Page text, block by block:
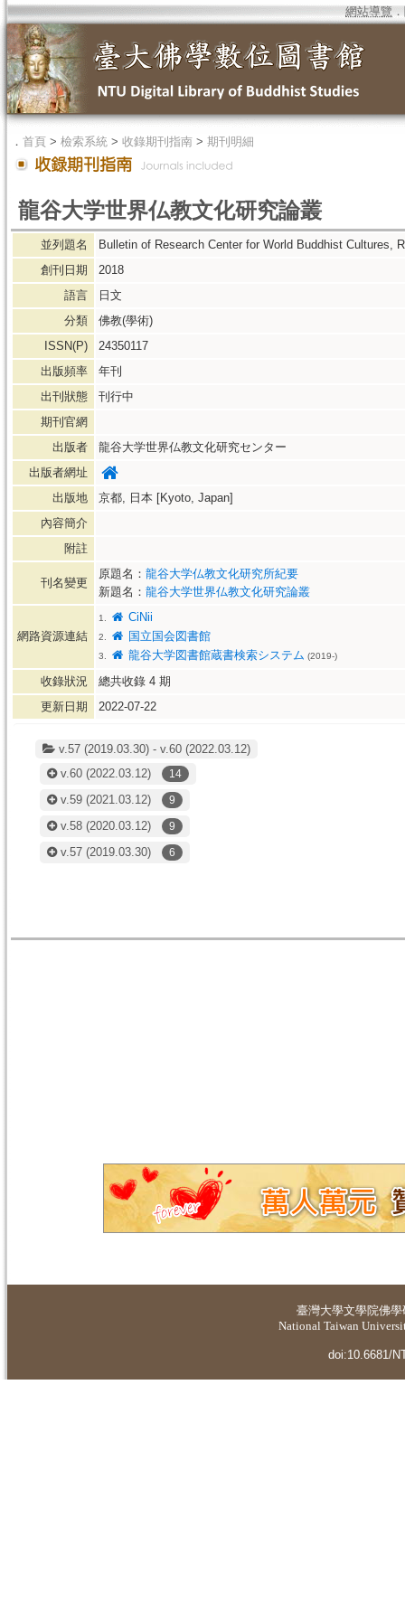
網站導覽 ．
． 首頁 > 檢索系統 > 收錄期刊指南 > 期刊明細
龍谷大学世界仏教文化研究論叢
並列題名
Bulletin of Research Center for World Buddhist Cultures,
創刊日期
2018
語言
日文
分類
佛教(學術)
ISSN(P)
24350117
出版頻率
年刊
出刊狀態
刊行中
期刊官網
出版者
龍谷大学世界仏教文化研究センター
出版者網址
出版地
京都, 日本 [Kyoto, Japan]
內容簡介
附註
刊名變更
原題名： 龍谷大学仏教文化研究所紀要
新題名： 龍谷大学世界仏教文化研究論叢
網路資源連結
1. CiNii
2. 国立国会図書館
3. 龍谷大学図書館蔵書検索システム (2019-)
收錄狀況 總共收錄 4 期
更新日期
2022-07-22
v.57 (2019.03.30) - v.60 (2022.03.12)
v.60 (2022.03.12) 14
v.59 (2021.03.12) 9
v.58 (2020.03.12) 9
v.57 (2019.03.30) 6
臺灣大學文學院佛
National Taiwan
doi:10.6681/